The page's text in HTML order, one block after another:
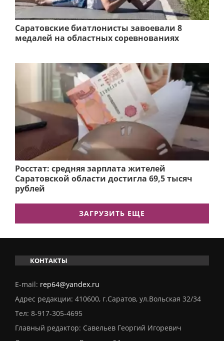
Саратовские биатлонисты завоевали 8
медалей на областных соревнованиях
Росстат: средняя зарплата жителей
Саратовской области достигла 69,5 тысяч
рублей
ЗАГРУЗИТЬ ЕЩЕ
КОНТАКТЫ
E-mail: rep64@yandex.ru
Адрес редакции: 410600, г.Саратов, ул.Вольская 32/34
Тел: 8-917-305-4695
Главный редактор: Савельев Георгий Игоревич